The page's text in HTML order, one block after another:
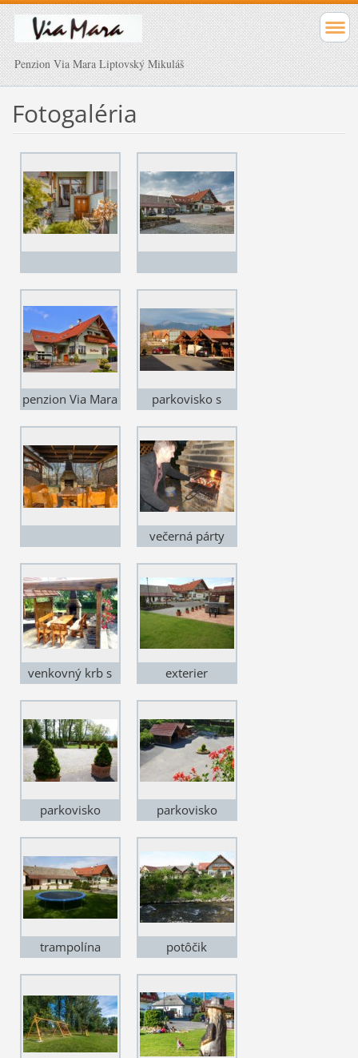
Penzion Via Mara Liptovský Mikuláš
Fotogaléria
penzion Via Mara
parkovisko s
Baranec
večerná párty
venkovný krb s
exterier
parkovisko parkovisko
trampolína
potôčik